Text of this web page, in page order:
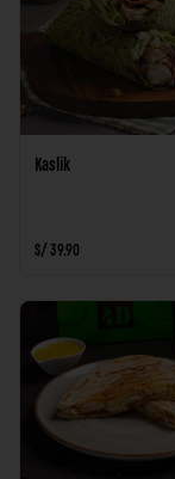
Kaslik
S/ 39.90